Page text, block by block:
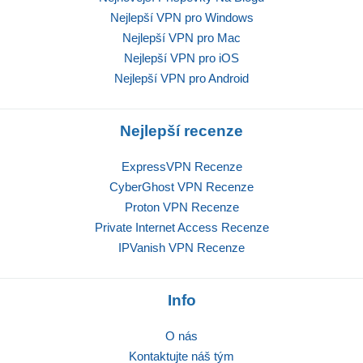
Nejlepší VPN pro Windows
Nejlepší VPN pro Mac
Nejlepší VPN pro iOS
Nejlepší VPN pro Android
Nejlepší recenze
ExpressVPN Recenze
CyberGhost VPN Recenze
Proton VPN Recenze
Private Internet Access Recenze
IPVanish VPN Recenze
Info
O nás
Kontaktujte náš tým